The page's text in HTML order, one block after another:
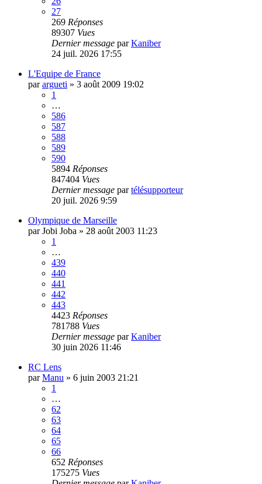
27
269 Réponses
89307 Vues
Dernier message parKaniber
24 juil. 2026 17:55
L'Equipe de France
parargueti » 3 août 2009 19:02
1
…
586
587
588
589
590
5894 Réponses
847404 Vues
Dernier message partélésupporteur
20 juil. 2026 9:59
Olympique de Marseille
parJobi Joba » 28 août 2003 11:23
1
…
439
440
441
442
443
4423 Réponses
781788 Vues
Dernier message parKaniber
30 juin 2026 11:46
RC Lens
parManu » 6 juin 2003 21:21
1
…
62
63
64
65
66
652 Réponses
175275 Vues